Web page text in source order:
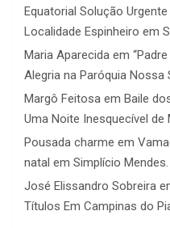
Equatorial Solução
Localidade Espinheiro em
Maria Aparecida em
Alegria na Paróquia Nossa
Margô Feitosa em Baile
Uma Noite Inesquecível
Pousada charme em
natal em Simplício Mendes.
José Elissandro Sobreira
Títulos Em Campinas do